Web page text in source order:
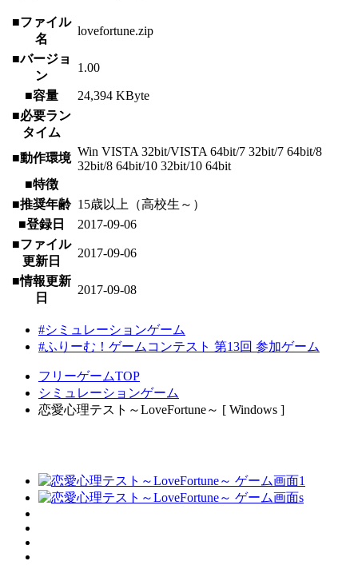
■ファイル
名
lovefortune.zip
■バージョ
ン
1.00
■容量
24,394 KByte
■必要ラン
タイム
■動作環境 Win VISTA 32bit/VISTA 64bit/7 32bit/7 64bit/8
32bit/8 64bit/10 32bit/10 64bit
■特徴
■推奨年齢 15歳以上（高校生～）
■登録日
2017-09-06
■ファイル
更新日
2017-09-06
■情報更新
日
2017-09-08
#シミュレーションゲーム
#ふりーむ！ゲームコンテスト 第13回 参加ゲーム
フリーゲームTOP
シミュレーションゲーム
恋愛心理テスト～LoveFortune～ [ Windows ]